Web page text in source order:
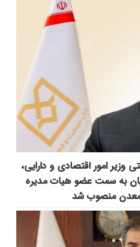
وزیر امور اقتصادی و دارایی،
به سمت عضو هیات مدیره
منصوب شد